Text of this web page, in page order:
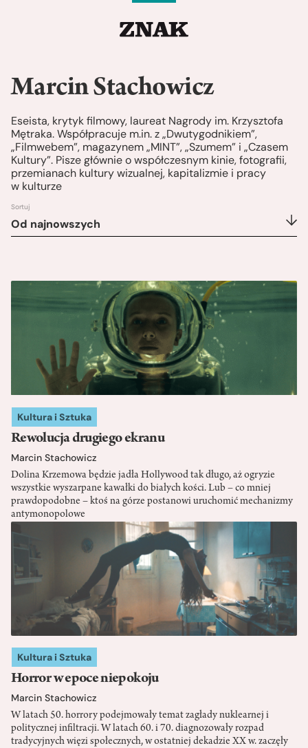
Marcin Stachowicz
Eseista, krytyk filmowy, laureat Nagrody im. Krzysztofa
Mętraka. Współpracuje m.in. z „Dwutygodnikiem”,
„Filmwebem”, magazynem „MINT”, „Szumem” i „Czasem
Kultury”. Pisze głównie o współczesnym kinie, fotografii,
przemianach kultury wizualnej, kapitalizmie i pracy
w kulturze
Sortuj
Od najnowszych
Kultura i Sztuka
Rewolucja drugiego ekranu
Marcin Stachowicz
Dolina Krzemowa będzie jadła Hollywood tak długo, aż ogryzie
wszystkie wyszarpane kawałki do białych kości. Lub – co mniej
prawdopodobne – ktoś na górze postanowi uruchomić mechanizmy
antymonopolowe
Kultura i Sztuka
Horror w epoce niepokoju
Marcin Stachowicz
W latach 50. horrory podejmowały temat zagłady nuklearnej i
politycznej infiltracji. W latach 60. i 70. diagnozowały rozpad
tradycyjnych więzi społecznych, w ostatniej dekadzie XX w. zaczęły